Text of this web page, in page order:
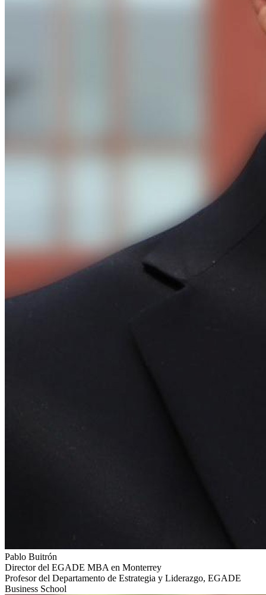
Pablo Buitrón
Director del EGADE MBA en Monterrey
Profesor del Departamento de Estrategia y Liderazgo, EGADE
Business School